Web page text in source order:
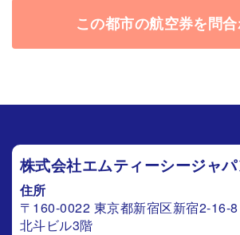
この都市の航空券を問
株式会社エムティーシージャパ
住所
〒160-0022 東京都新宿区新宿2-16-8
北斗ビル3階